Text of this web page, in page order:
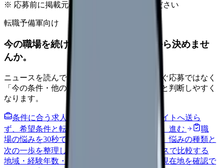
※ 応募前に掲載元の最新情報を確認してください
転職予備軍向け
今の職場を続けるか、条件を比べてから決めませ
んか。
ニュースを読んで不安が強くなった時は、すぐ応募ではなく
「今の条件・他の選択肢・相談先」を分けると判断しやすく
なります。
条件に合う求人通知を受け取る
外部転職サイトへ送ら
ず、希望条件と転職時期を自社で預かります。 進む
職
場の悩みを30秒で診断
辞めるべきか迷う前に、悩みの種類と
次の一歩を整理します。
給料コンパスで比較する
地域・経験年数・施設形態から、今の給料の現在地を確認で